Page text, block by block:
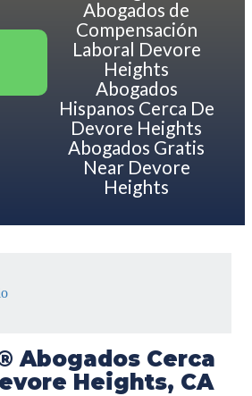
Abogados de
Compensación
Laboral Devore
Heights
Abogados
Hispanos Cerca De
Devore Heights
Abogados Gratis
Near Devore
Heights
Abogados Cerca
Heights, CA